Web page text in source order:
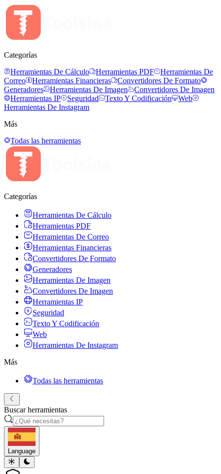
Categorías
Herramientas De Cálculo
Herramientas PDF
Herramientas De
Correo
Herramientas Financieras
Convertidores De Formato
Generadores
Herramientas De Imagen
Convertidores De Imagen
Herramientas IP
Seguridad Texto Y Codificación
Web
Herramientas De Instagram
Más
Todas las herramientas
Categorías
Herramientas De Cálculo
Herramientas PDF
Herramientas De Correo
Herramientas Financieras
Convertidores De Formato
Generadores
Herramientas De Imagen
Convertidores De Imagen
Herramientas IP
Seguridad
Texto Y Codificación
Web
Herramientas De Instagram
Más
Todas las herramientas
Buscar herramientas
Language